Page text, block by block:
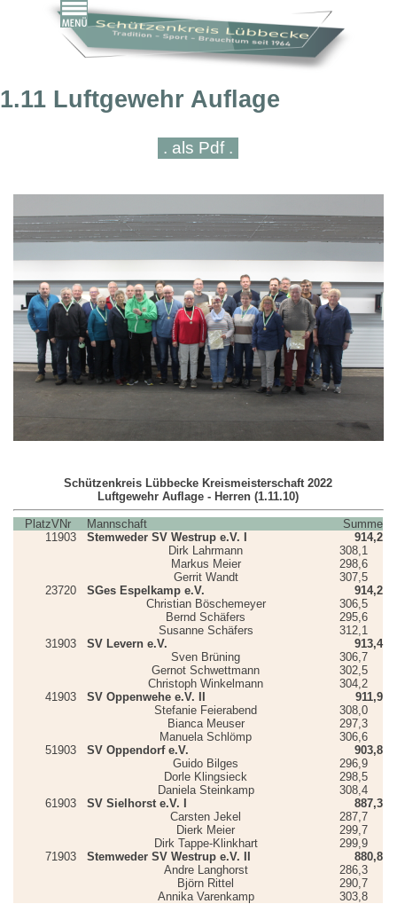
Direkt zum Seiteninhalt
Menü überspringen
1.11 Luftgewehr Auflage
. als Pdf .
Schützenkreis Lübbecke Kreismeisterschaft 2022
Luftgewehr Auflage - Herren (1.11.10)
PlatzVNr Mannschaft
Summe
1 1903 Stemweder SV Westrup e.V. I
914,2
Dirk Lahrmann
308,1
Markus Meier
298,6
Gerrit Wandt
307,5
23720 SGes Espelkamp e.V.
914,2
Christian Böschemeyer
306,5
Bernd Schäfers
295,6
Susanne Schäfers
312,1
31903 SV Levern e.V.
913,4
Sven Brüning
306,7
Gernot Schwettmann
302,5
Christoph Winkelmann
304,2
41903 SV Oppenwehe e.V. II
911,9
Stefanie Feierabend
308,0
Bianca Meuser
297,3
Manuela Schlömp
306,6
51903 SV Oppendorf e.V.
903,8
Guido Bilges
296,9
Dorle Klingsieck
298,5
Daniela Steinkamp
308,4
61903 SV Sielhorst e.V. I
887,3
Carsten Jekel
287,7
Dierk Meier
299,7
Dirk Tappe-Klinkhart
299,9
71903 Stemweder SV Westrup e.V. II
880,8
Andre Langhorst
286,3
Björn Rittel
290,7
Annika Varenkamp
303,8